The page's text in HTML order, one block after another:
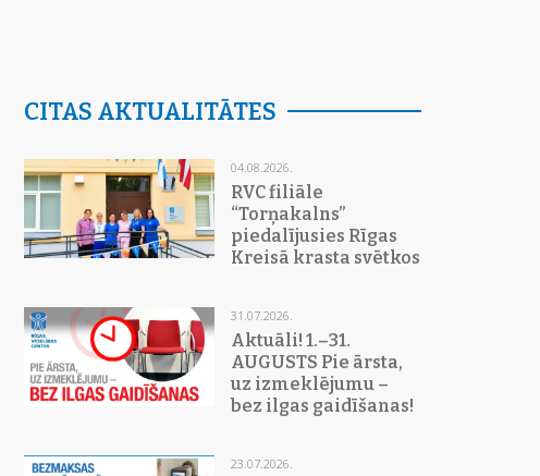
CITAS AKTUALITĀTES
04.08.2026.
RVC filiāle
“Torņakalns”
piedalījusies Rīgas
Kreisā krasta svētkos
31.07.2026.
Aktuāli! 1.–31.
AUGUSTS Pie ārsta,
uz izmeklējumu –
bez ilgas gaidīšanas!
23.07.2026.